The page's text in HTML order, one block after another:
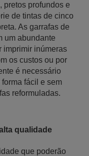
pretos profundos e
de tintas de cinco
As garrafas de
um abundante
imprimir inúmeras
os custos ou por
é necessário
fácil e sem
reformuladas.
qualidade
que poderão